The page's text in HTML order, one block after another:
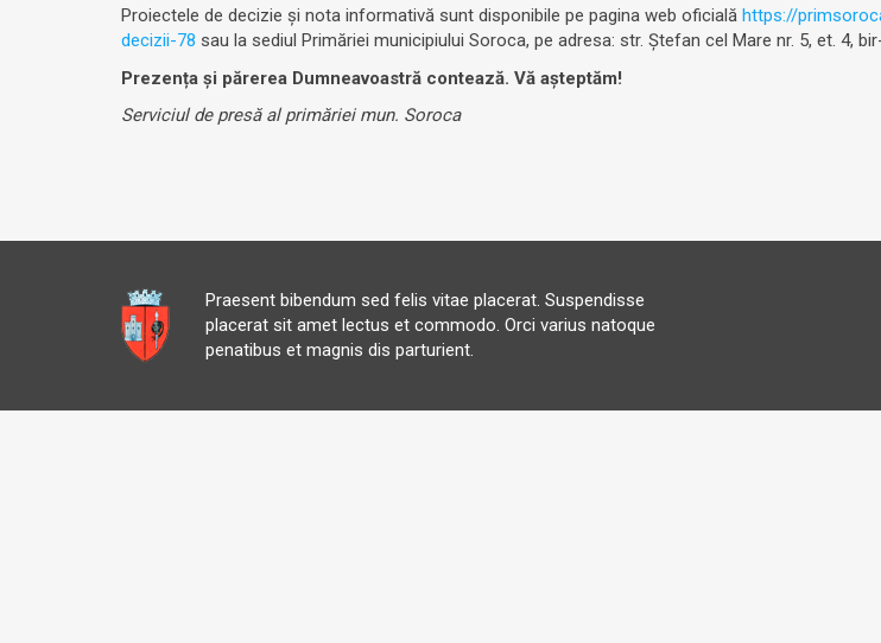
Proiectele de decizie și nota informativă sunt disponibile pe pagina web oficială https://
decizii-78 sau la sediul Primăriei municipiului Soroca, pe adresa: str. Ștefan cel Mare nr. 5, et. 4,
Prezența și părerea Dumneavoastră contează. Vă așteptăm!
Serviciul de presă al primăriei mun. Soroca
Praesent bibendum sed felis vitae placerat. Suspendisse
placerat sit amet lectus et commodo. Orci varius natoque
penatibus et magnis dis parturient.